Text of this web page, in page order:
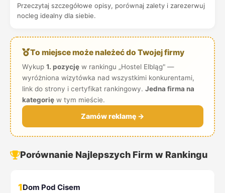
Przeczytaj szczegółowe opisy, porównaj zalety i zarezerwuj
nocleg idealny dla siebie.
To miejsce może należeć do Twojej firmy
Wykup 1. pozycjęw rankingu „Hostel Elbląg" —
wyróżniona wizytówka nad wszystkimi konkurentami,
link do strony i certyfikat rankingowy. Jedna firma na
kategorięw tym mieście.
Zamów reklamę →
Porównanie Najlepszych Firm w Rankingu
1